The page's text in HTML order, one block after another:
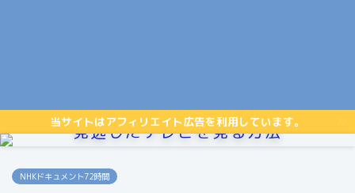
当サイトはアフィリエイト広告を利用しています。
見逃したテレビを見る方法
NHKドキュメント72時間